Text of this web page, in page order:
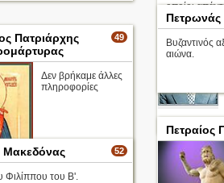
οποίοι
Βυζαντινός
αιώνα.
49
Πατριάρχης
Δεν βρήκαμε άλλες
πληροφορίες
Πετραίος
52
Μακεδόνας
Φιλίππου του Β'.